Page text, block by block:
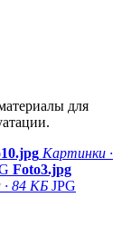
для
Картинки ·
Foto3.jpg
84 КБ JPG